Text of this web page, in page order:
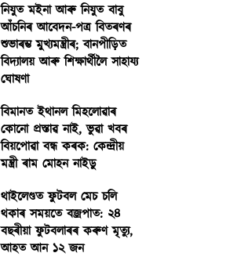
নিযুত মইনা আৰু নিযুত বাবু
আঁচনিৰ আবেদন-পত্ৰ বিতৰণৰ
শুভাৰম্ভ মুখ্যমন্ত্ৰীৰ; বানপীড়িত
বিদ্যালয় আৰু শিক্ষাৰ্থীলৈ সাহায্য
ঘোষণা
বিমানত ইথানল মিহলোৱাৰ
কোনো প্ৰস্তাৱ নাই, ভুৱা খবৰ
বিয়পোৱা বন্ধ কৰক: কেন্দ্ৰীয়
মন্ত্ৰী ৰাম মোহন নাইডু
থাইলেণ্ডত ফুটবল মেচ চলি
থকাৰ সময়তে বজ্ৰপাত: ২৪
বছৰীয়া ফুটবলাৰৰ কৰুণ মৃত্যু,
আহত আন ১২ জন